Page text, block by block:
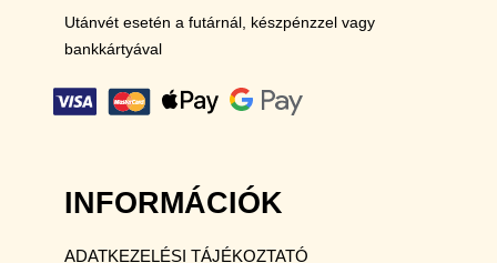
Utánvét esetén a futárnál, készpénzzel vagy
bankkártyával
INFORMÁCIÓK
ADATKEZELÉSI TÁJÉKOZTATÓ